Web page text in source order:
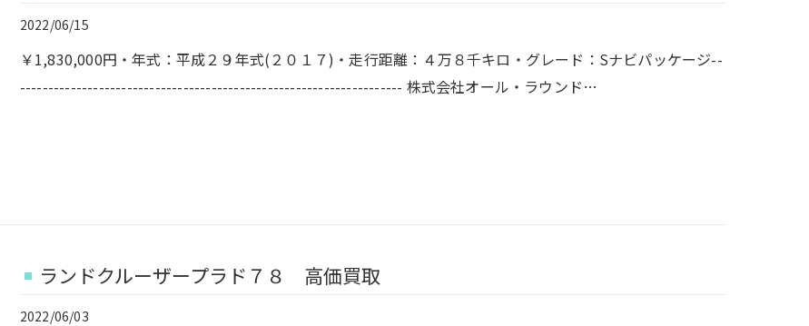
2022/06/15
￥1,830,000円・年式：平成２９年式(２０１７)・走行距離：４万８千キロ・グレード：Sナビパッケージ--
-------------------------------------------------------------------- 株式会社オール・ラウンド…
ランドクルーザープラド７８ 高価買取
2022/06/03